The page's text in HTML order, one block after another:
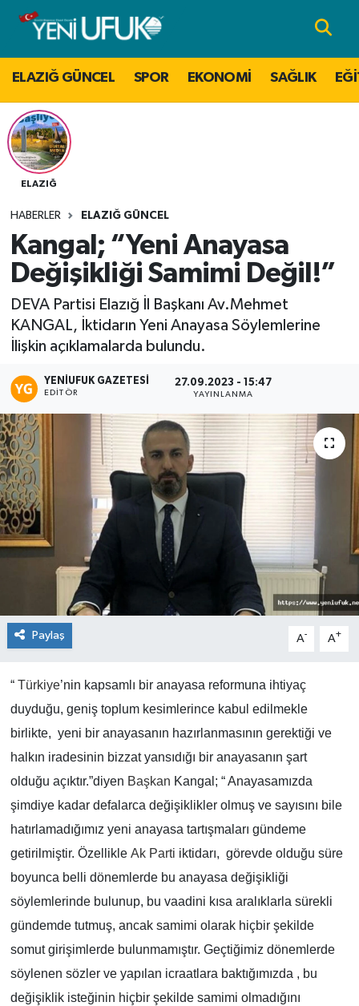
ELAZIĞ GÜNCEL SPOR EKONOMİ SAĞLIK
ELAZIĞ
HABERLER ELAZIĞ GÜNCEL
Kangal; “Yeni Anayasa
Değişikliği Samimi Değil!”
DEVA Partisi Elazığ İl Başkanı Av.Mehmet
KANGAL, İktidarın Yeni Anayasa Söylemlerine
İlişkin açıklamalarda bulundu.
YENIUFUK GAZETESI
EDITÖR
27.09.2023 - 15:47
YAYINLANMA
Paylaş A- A+
“ Türkiye’nin kapsamlı bir anayasa reformuna ihtiyaç
duyduğu, geniş toplum kesimlerince kabul edilmekle
birlikte, yeni bir anayasanın hazırlanmasının gerektiği ve
halkın iradesinin bizzat yansıdığı bir anayasanın şart
olduğu açıktır.”diyen Başkan Kangal; “ Anayasamızda
şimdiye kadar defalarca değişiklikler olmuş ve sayısını bile
hatırlamadığımız yeni anayasa tartışmaları gündeme
getirilmiştir. Özellikle Ak Parti iktidarı, görevde olduğu süre
boyunca belli dönemlerde bu anayasa değişikliği
söylemlerinde bulunup, bu vaadini kısa aralıklarla sürekli
gündemde tutmuş, ancak samimi olarak hiçbir şekilde
somut girişimlerde bulunmamıştır. Geçtiğimiz dönemlerde
söylenen sözler ve yapılan icraatlara baktığımızda , bu
değişiklik isteğinin hiçbir şekilde samimi olmadığını
Nöbetçi Eczaneler
Hava Durumu
Namaz Vakitleri
Trafik Durumu
Tüm Manşetler
Son Dakika Haberleri
Haber Arşivi